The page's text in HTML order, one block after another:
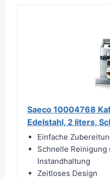
Saeco 10004768
Edelstahl, 2 liters,
Einfache
Schnelle Reinigung
Instandhaltung
Zeitloses Design